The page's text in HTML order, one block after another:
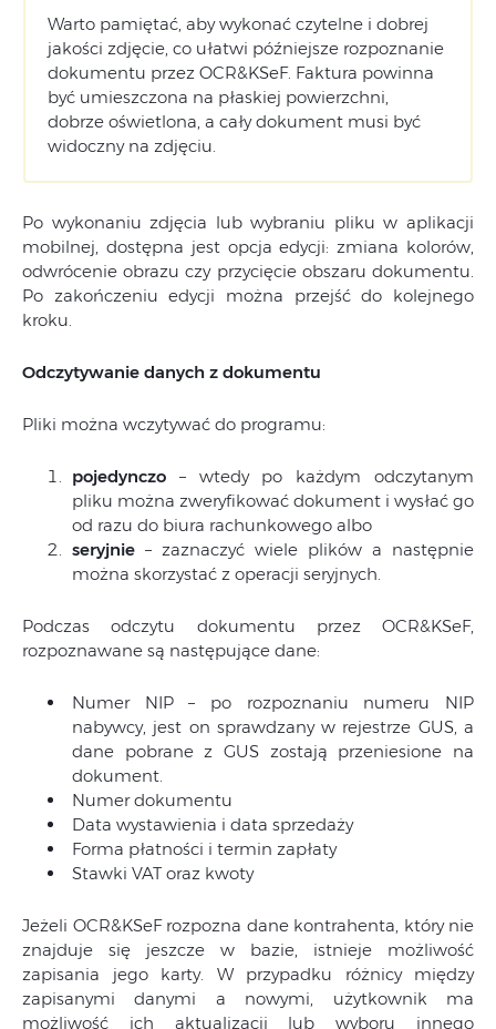
Warto pamiętać, aby wykonać czytelne i dobrej
jakości zdjęcie, co ułatwi późniejsze rozpoznanie
dokumentu przez OCR&KSeF. Faktura powinna
być umieszczona na płaskiej powierzchni,
dobrze oświetlona, a cały dokument musi być
widoczny na zdjęciu.
Po wykonaniu zdjęcia lub wybraniu pliku w aplikacji
mobilnej, dostępna jest opcja edycji: zmiana kolorów,
odwrócenie obrazu czy przycięcie obszaru dokumentu.
Po zakończeniu edycji można przejść do kolejnego
kroku.
Odczytywanie danych z dokumentu
Pliki można wczytywać do programu:
pojedynczo – wtedy po każdym odczytanym
pliku można zweryfikować dokument i wysłać go
od razu do biura rachunkowego albo
seryjnie – zaznaczyć wiele plików a następnie
można skorzystać z operacji seryjnych.
Podczas odczytu dokumentu przez OCR&KSeF,
rozpoznawane są następujące dane:
Numer NIP – po rozpoznaniu numeru NIP
nabywcy, jest on sprawdzany w rejestrze GUS, a
dane pobrane z GUS zostają przeniesione na
dokument.
Numer dokumentu
Data wystawienia i data sprzedaży
Forma płatności i termin zapłaty
Stawki VAT oraz kwoty
Jeżeli OCR&KSeF rozpozna dane kontrahenta, który nie
znajduje się jeszcze w bazie, istnieje możliwość
zapisania jego karty. W przypadku różnicy między
zapisanymi danymi a nowymi, użytkownik ma
możliwość ich aktualizacji lub wyboru innego